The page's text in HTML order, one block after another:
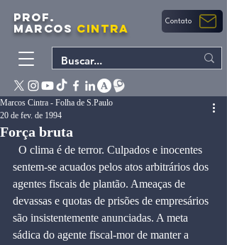
PROF.
MARCOS CINTRA Contato
Força bruta
Marcos Cintra - Folha de S.Paulo
20 de fev. de 1994
sentem-se acuados pelos atos arbitrários dos
agentes fiscais de plantão. Ameaças de
devassas e quotas de prisões de empresários
são insistentemente anunciadas. A meta
sádica do agente fiscal-mor de manter a